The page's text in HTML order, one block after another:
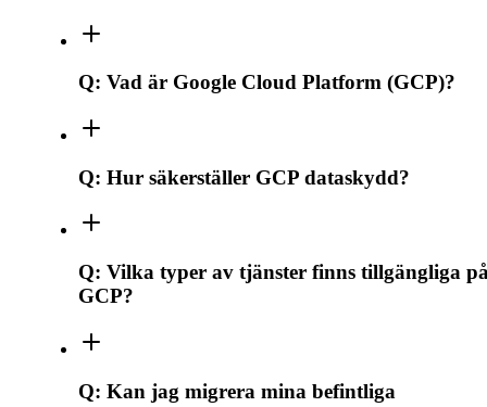
Q: Vad är Google Cloud Platform (GCP)?
Q: Hur säkerställer GCP dataskydd?
Q: Vilka typer av tjänster finns tillgängliga
GCP?
Q: Kan jag migrera mina befintliga